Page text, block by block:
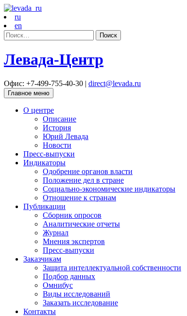
ru
en
Найти:
Левада-Центр
Офис: +7-499-755-40-30 | direct@levada.ru
Главное меню
О центре
Описание
История
Юрий Левада
Новости
Пресс-выпуски
Индикаторы
Одобрение органов власти
Положение дел в стране
Социально-экономические индикаторы
Отношение к странам
Публикации
Сборник опросов
Аналитические отчеты
Журнал
Мнения экспертов
Пресс-выпуски
Заказчикам
Защита интеллектуальной собственности
Подбор данных
Омнибус
Виды исследований
Заказать исследование
Контакты